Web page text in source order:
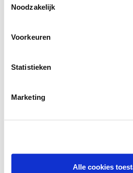
Noodzakelijk
Voorkeuren
Statistieken
Marketing
Alle cookies
Studiepunten en -uren:
Voor